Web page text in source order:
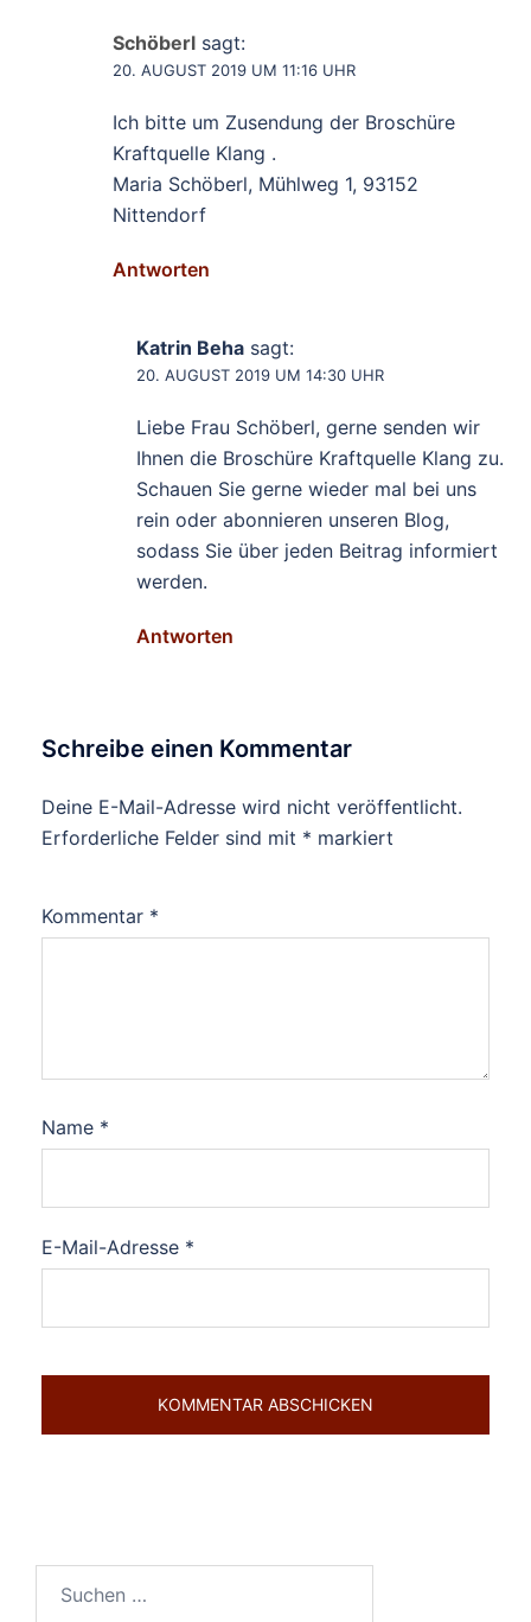
Schöberl sagt:
20. AUGUST 2019 UM 11:16 UHR
Ich bitte um Zusendung der Broschüre
Kraftquelle Klang .
Maria Schöberl, Mühlweg 1, 93152
Nittendorf
Antworten
Katrin Beha sagt:
20. AUGUST 2019 UM 14:30 UHR
Liebe Frau Schöberl, gerne senden wir
Ihnen die Broschüre Kraftquelle Klang zu.
Schauen Sie gerne wieder mal bei uns
rein oder abonnieren unseren Blog,
sodass Sie über jeden Beitrag informiert
werden.
Antworten
Schreibe einen Kommentar
Deine E-Mail-Adresse wird nicht veröffentlicht.
Erforderliche Felder sind mit * markiert
Kommentar *
Name *
E-Mail-Adresse *